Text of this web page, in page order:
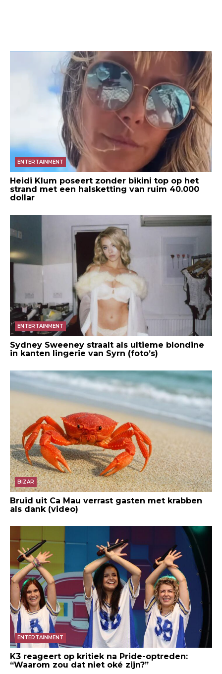
ENTERTAINMENT
Heidi Klum poseert zonder bikini top op het
strand met een halsketting van ruim 40.000
dollar
ENTERTAINMENT
Sydney Sweeney straalt als ultieme blondine
in kanten lingerie van Syrn (foto’s)
BIZAR
Bruid uit Ca Mau verrast gasten met krabben
als dank (video)
ENTERTAINMENT
K3 reageert op kritiek na Pride-optreden:
“Waarom zou dat niet oké zijn?”